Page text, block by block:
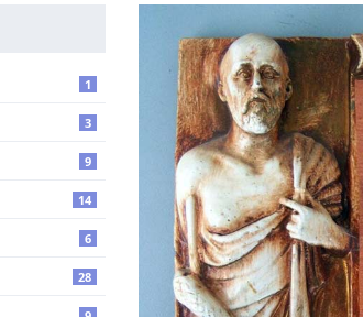
1
3
9
14
6
28